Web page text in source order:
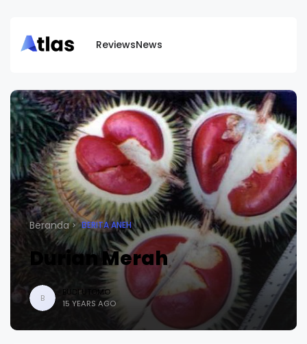
ReviewsNews
Beranda BERITA ANEH
Durian Merah
B
BUDI UTOMO
15 YEARS AGO